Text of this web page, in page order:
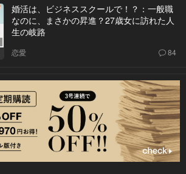
婚活は、ビジネススクールで！？：一般職
なのに、まさかの昇進？27歳女に訪れた人
生の岐路
恋愛 84